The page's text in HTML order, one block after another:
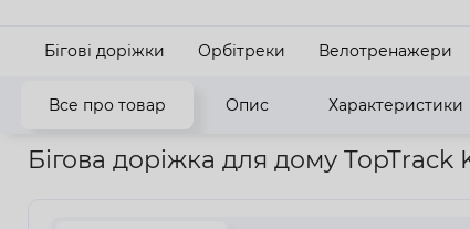
Бігові доріжки Орбітреки Велотренажери
Все про товар Опис Характеристики
Головна Кардіотренажери Бігові доріжки Бігова
Бігова доріжка для дому TopTrack